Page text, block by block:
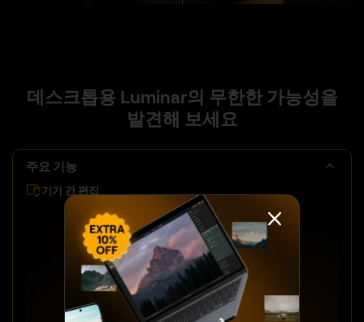
데스크톱용 Luminar의 무한한 가능성을
발견해 보세요
주요 기능
기기 간 편집